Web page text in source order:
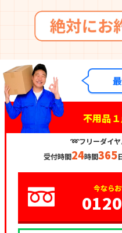
不用品
➿フリーダイヤ
受付時間24時間365
今なら